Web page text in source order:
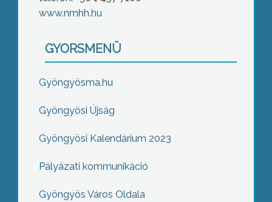
www.nmhh.hu
GYORSMENÜ
Gyöngyösma.hu
Gyöngyösi Újság
Gyöngyösi Kalendárium 2023
Pályázati kommunikáció
Gyöngyös Város Oldala